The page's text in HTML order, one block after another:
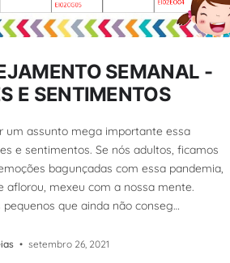
SEMANAL -
E SENTIMENTOS
um assunto mega importante essa
e sentimentos. Se nós adultos, ficamos
bagunçadas com essa pandemia,
aflorou, mexeu com a nossa mente.
que ainda não conseg…
• setembro 26, 2021